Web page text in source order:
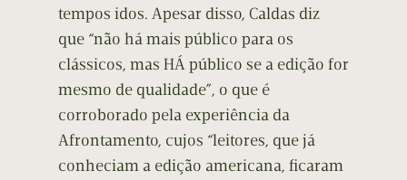
tempos idos. Apesar disso, Caldas diz
que “não há mais público para os
clássicos, mas HÁ público se a edição for
mesmo de qualidade”, o que é
corroborado pela experiência da
Afrontamento, cujos “leitores, que já
conheciam a edição americana, ficaram